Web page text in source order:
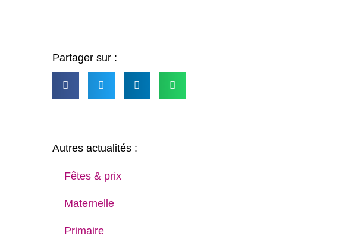
Partager sur :
Autres actualités :
Fêtes & prix
Maternelle
Primaire